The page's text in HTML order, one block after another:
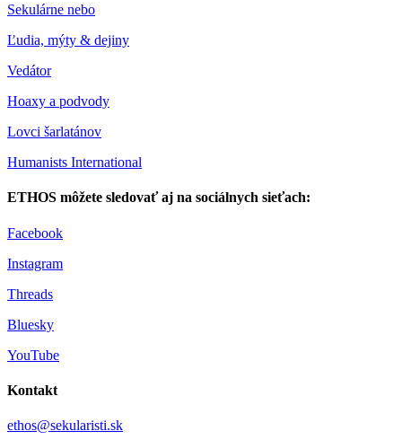
Sekulárne nebo
Ľudia, mýty & dejiny
Vedátor
Hoaxy a podvody
Lovci šarlatánov
Humanists International
ETHOS môžete sledovať aj na sociálnych sieťach:
Facebook
Instagram
Threads
Bluesky
YouTube
Kontakt
ethos@sekularisti.sk